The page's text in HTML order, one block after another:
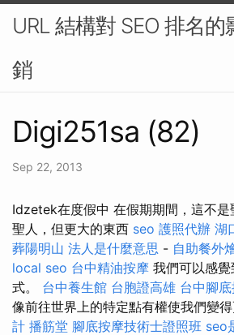
URL 結構對 SEO 排名
銷
Digi251sa (82)
Sep 22, 2013
Idzetek在度假中 在假期期間，這不是
聖人，但更大的東西 seo 護照代辦 湖
葬陽明山 法人是什麼意思 - 自助餐外
local seo 台中精油按摩 我們可以感
式。 台中養生館 台胞證高雄 台中腳
像前往世界上的特定點有權使我們變得
計 播筋堂 腳底按摩技術士證照班 seo